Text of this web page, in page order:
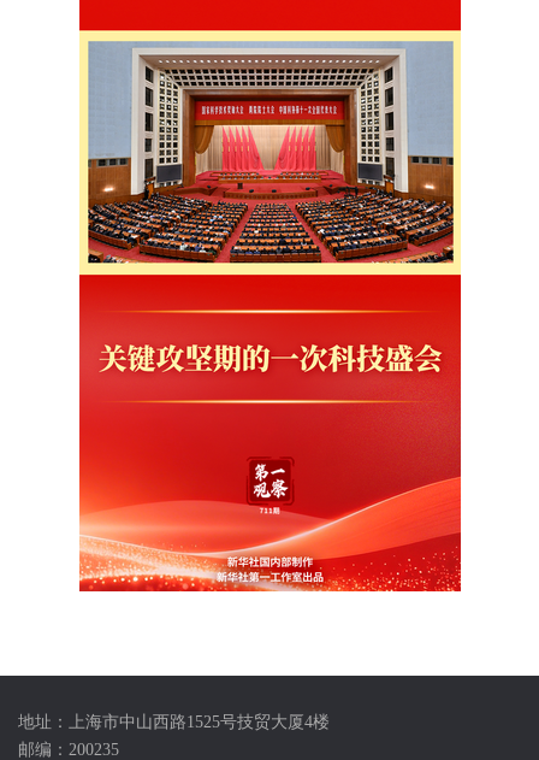
地址：上海市中山西路1525号技贸大厦4楼
邮编：200235